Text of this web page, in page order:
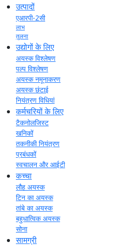
उत्पादों
एआरपी-2सी
लाभ
तुलना
उद्योगों के लिए
अयस्क विश्लेषण
पल्प विश्लेषण
अयस्क नमूनाकरण
अयस्क छंटाई
नियंत्रण विधियां
कर्मचरियों के लिए
टैकनोलजिस्ट
खनिकों
तकनीकी नियंत्रण
प्रबंधकों
स्वचालन और आईटी
कच्चा
लौह अयस्क
टिन का अयस्क
तांबे का अयस्क
बहुधात्विक अयस्क
सोना
सामग्री